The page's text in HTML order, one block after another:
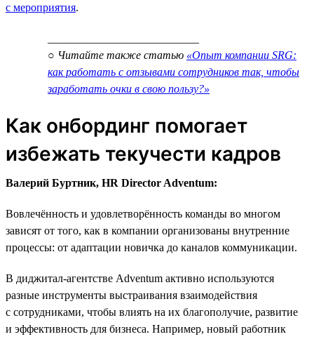
с мероприятия.
○ Читайте также статью «Опыт компании SRG:
как работать с отзывами сотрудников так, чтобы
заработать очки в свою пользу?»
Как онбординг помогает
избежать текучести кадров
Валерий Буртник, HR Director Adventum:
Вовлечённость и удовлетворённость команды во многом
зависят от того, как в компании организованы внутренние
процессы: от адаптации новичка до каналов коммуникации.
В диджитал-агентстве Adventum активно используются
разные инструменты выстраивания взаимодействия
с сотрудниками, чтобы влиять на их благополучие, развитие
и эффективность для бизнеса. Например, новый работник